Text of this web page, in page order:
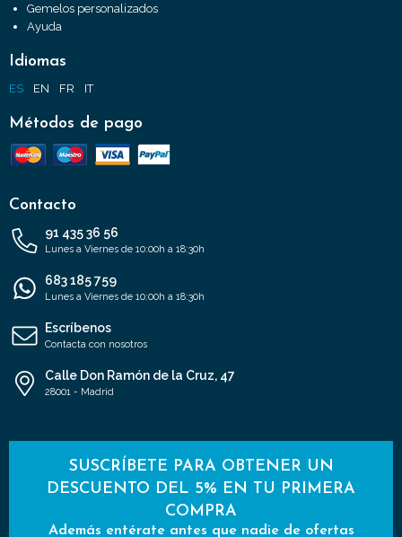
Gemelos personalizados
Ayuda
Idiomas
ES EN FR IT
Métodos de pago
Contacto
91 435 36 56
Lunes a Viernes de 10:00h a 18:30h
683 185 759
Lunes a Viernes de 10:00h a 18:30h
Escríbenos
Contacta con nosotros
Calle Don Ramón de la Cruz, 47
28001 - Madrid
SUSCRÍBETE PARA OBTENER UN
DESCUENTO DEL 5% EN TU PRIMERA
COMPRA
Además entérate antes que nadie de ofertas